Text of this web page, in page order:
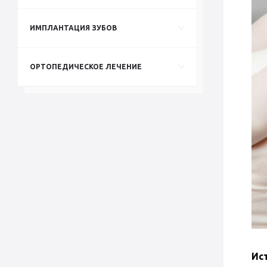
ИМПЛАНТАЦИЯ ЗУБОВ
ОРТОПЕДИЧЕСКОЕ ЛЕЧЕНИЕ